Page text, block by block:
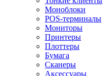
Моноблоки
POS-терминалы
Мониторы
Принтеры
Плоттеры
Бумага
Сканеры
Аксессуары